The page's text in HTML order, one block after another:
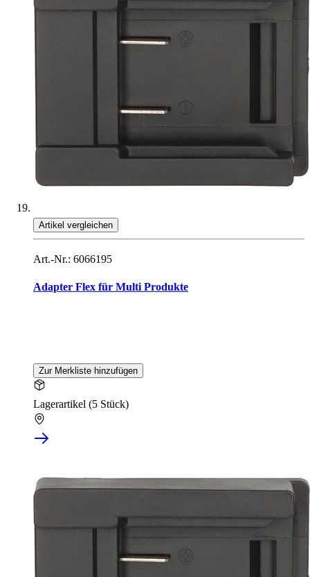
Artikel vergleichen
Art.-Nr.: 6066195
Adapter Flex für Multi Produkte
Zur Merkliste hinzufügen
Lagerartikel (5 Stück)